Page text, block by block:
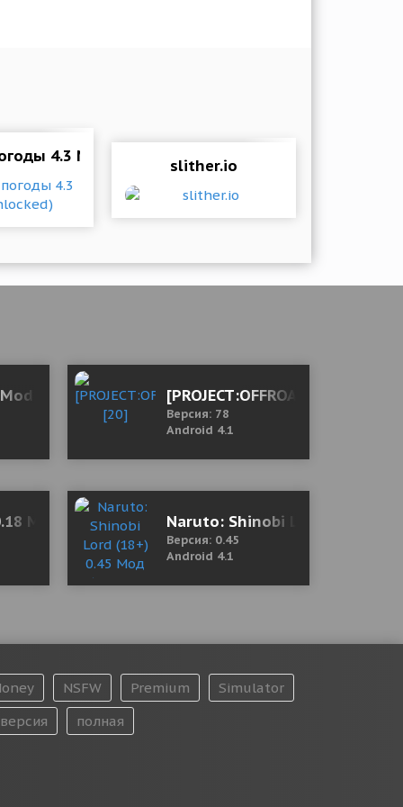
4.3 Mod (Unlocked)slither.io
tips without ads)
(Premium) [PROJECT:OFFROAD][20]
Версия: 78
Android 4.1
Mod (Global Speed Multiplier)Naruto: Shinobi Lord (18+)
Версия: 0.45
Android 4.1
NSFW Premium
Simulator
версия
полная